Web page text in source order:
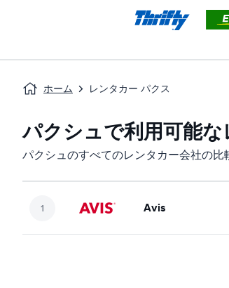
ホーム レンタカー パクス
パクシュで利用可能
パクシュのすべてのレンタカー会社の比
Avis